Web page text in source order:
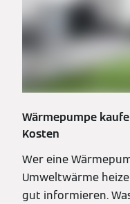
Wärmepumpe
Kosten
Wer eine
Umweltwärme
gut informieren.